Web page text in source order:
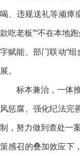
喝、违规送礼等顽瘴
款吃老板”“不在本地
字赋能、部门联动“
展。
标本兼治，一体推
风惩腐、强化纪法完
制，努力做到查处一
策感召的叠加效应下